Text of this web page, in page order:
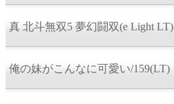
真 北斗無双5 夢幻闘双(e Light LT)
俺の妹がこんなに可愛い/159(LT)